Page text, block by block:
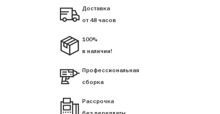
Доставка
от 48 часов
100%
в наличии!
Профессиональная
сборка
Рассрочка